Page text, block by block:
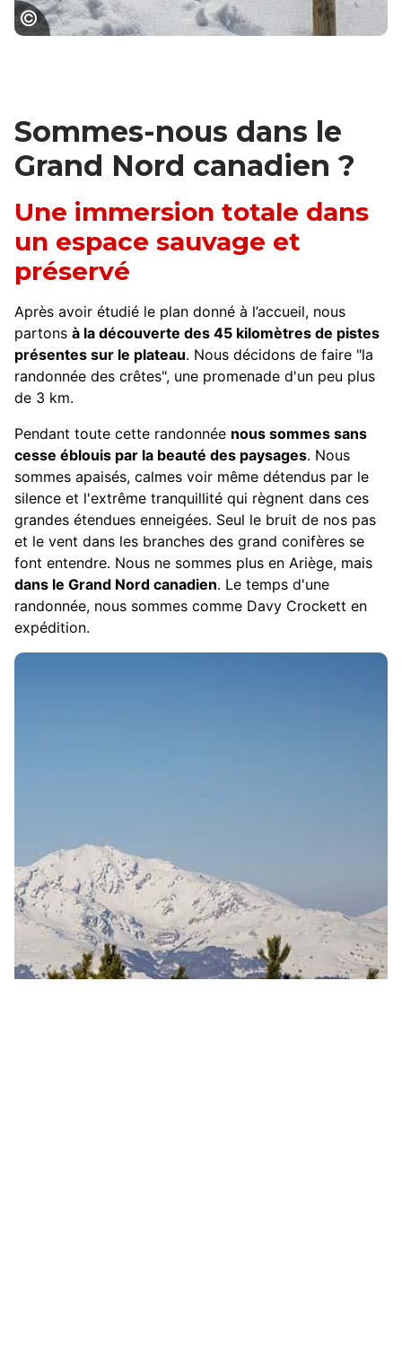
Sommes-nous dans le
Grand Nord canadien ?
Une immersion totale dans
un espace sauvage et
préservé
Après avoir étudié le plan donné à l’accueil, nous
partons à la découverte des 45 kilomètres de pistes
présentes sur le plateau. Nous décidons de faire "la
randonnée des crêtes", une promenade d'un peu plus
de 3 km.
Pendant toute cette randonnée nous sommes sans
cesse éblouis par la beauté des paysages. Nous
sommes apaisés, calmes voir même détendus par le
silence et l'extrême tranquillité qui règnent dans ces
grandes étendues enneigées. Seul le bruit de nos pas
et le vent dans les branches des grand conifères se
font entendre. Nous ne sommes plus en Ariège, mais
dans le Grand Nord canadien. Le temps d'une
randonnée, nous sommes comme Davy Crockett en
expédition.